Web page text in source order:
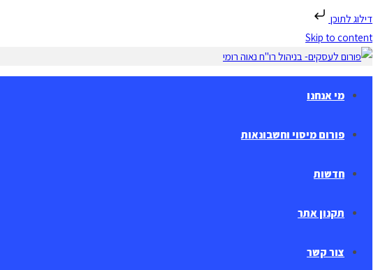
דילוג לתוכן
Skip to content
מי אנחנו
פורום מיסוי וחשבונאות
חדשות
תקנון אתר
צור קשר